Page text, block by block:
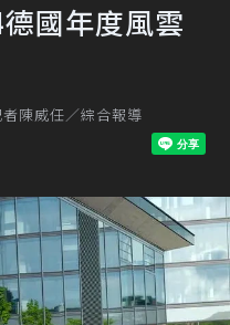
國年度風雲
陳威任／綜合報導